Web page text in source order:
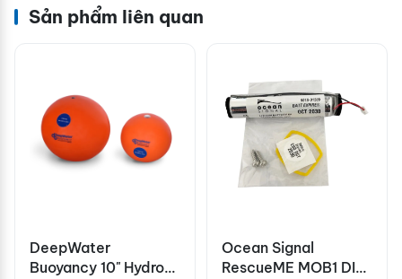
Sản phẩm liên quan
DeepWater
Buoyancy 10" Hydro-
Ocean Signal
RescueME MOB1 DIY